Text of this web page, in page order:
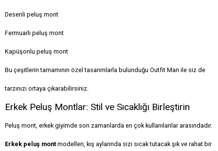
Desenli peluş mont
Fermuarlı peluş mont
Kapüşonlu peluş mont
Bu çeşitlerin tamamının özel tasarımlarla bulunduğu Outfit Man ile siz de
tarzınızı ortaya çıkarabilirsiniz.
Erkek Peluş Montlar: Stil ve Sıcaklığı Birleştirin
Peluş mont, erkek giyimde son zamanlarda en çok kullanılanlar arasındadır.
Erkek peluş mont modelleri, kış aylarında sizi sıcak tutacak şık ve rahat bir